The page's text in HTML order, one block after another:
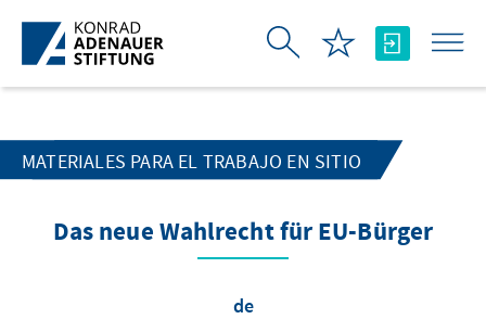
Saltar al contenido principal
MATERIALES PARA EL TRABAJO EN SITIO
Das neue Wahlrecht für EU-Bürger
de